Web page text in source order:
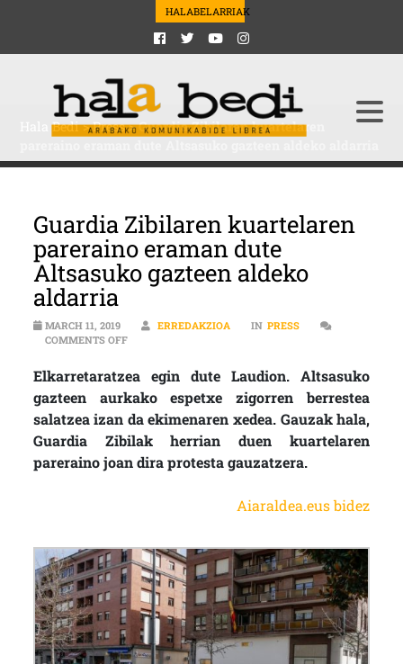
HALABELARRIAK
Hala Bedi>Press>Guardia Zibilaren kuartelaren
Guardia Zibilaren kuartelaren
pareraino eraman dute
Altsasuko gazteen aldeko
aldarria
MARCH 11, 2019 ERREDAKZIOA IN PRESS
COMMENTS OFFON GUARDIA ZIBILAREN KUARTELAREN PARERAINO
Elkarretaratzea egin dute Laudion. Altsasuko
gazteen aurkako espetxe zigorren berrestea
salatzea izan da ekimenaren xedea. Gauzak hala,
Guardia Zibilak herrian duen kuartelaren
pareraino joan dira protesta gauzatzera.
Aiaraldea.eus bidez